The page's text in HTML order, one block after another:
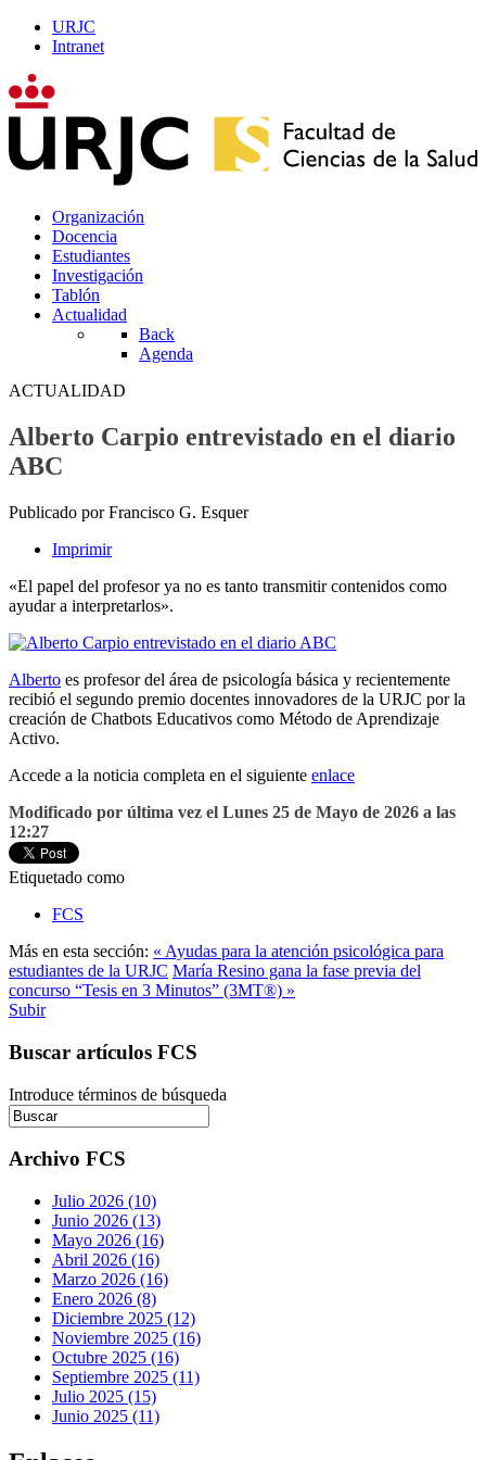
URJC
Intranet
Organización
Docencia
Estudiantes
Investigación
Tablón
Actualidad
Back
Agenda
ACTUALIDAD
Alberto Carpio entrevistado en el diario
ABC
Publicado por Francisco G. Esquer
Imprimir
«El papel del profesor ya no es tanto transmitir contenidos como
ayudar a interpretarlos».
Alberto es profesor del área de psicología básica y recientemente
recibió el segundo premio docentes innovadores de la URJC por la
creación de Chatbots Educativos como Método de Aprendizaje
Activo.
Accede a la noticia completa en el siguiente enlace
Modificado por última vez el Lunes 25 de Mayo de 2026 a las
12:27
Etiquetado como
FCS
Más en esta sección: « Ayudas para la atención psicológica para
estudiantes de la URJC María Resino gana la fase previa del
concurso “Tesis en 3 Minutos” (3MT®) »
Subir
Buscar artículos FCS
Introduce términos de búsqueda
Archivo FCS
Julio 2026 (10)
Junio 2026 (13)
Mayo 2026 (16)
Abril 2026 (16)
Marzo 2026 (16)
Enero 2026 (8)
Diciembre 2025 (12)
Noviembre 2025 (16)
Octubre 2025 (16)
Septiembre 2025 (11)
Julio 2025 (15)
Junio 2025 (11)